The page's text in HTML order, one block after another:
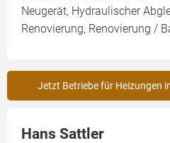
Neugerät, Hydraulischer
Renovierung, Renovierung /
Jetzt Betriebe für Heizungen
Hans Sattler